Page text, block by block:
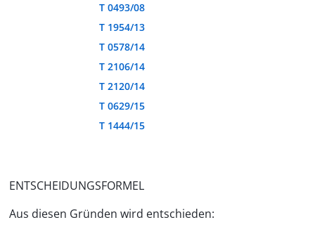
T 0493/08
T 1954/13
T 0578/14
T 2106/14
T 2120/14
T 0629/15
T 1444/15
ENTSCHEIDUNGSFORMEL
Aus diesen Gründen wird entschieden: